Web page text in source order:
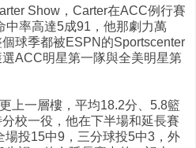
Show，Carter在ACC例行賽
中率高達5成91，他那劇力萬
球季都被ESPN的Sportscenter
ACC明星第一隊與全美明星第
上一層樓，平均18.2分、5.8籃
校一役，他在下半場和延長賽
投15中9，三分球投5中3，外